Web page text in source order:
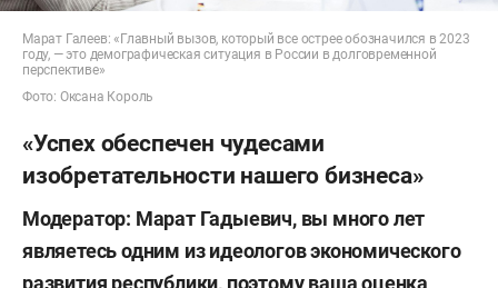
Марат Галеев: «Главный вызов, который все острее обозначился в 2023
году, — это демографическая ситуация в России в долговременной
перспективе»
Фото: Оксана Король
«Успех обеспечен чудесами
изобретательности нашего бизнеса»
Модератор: Марат Гадыевич, вы много лет
являетесь одним из идеологов экономического